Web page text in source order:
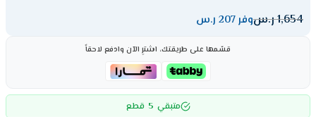
1,654ر.سوفر 207 ر.س
قسّمها على طريقتك، اشترِ الآن وادفع لاحقاً
متبقي 5 قطع